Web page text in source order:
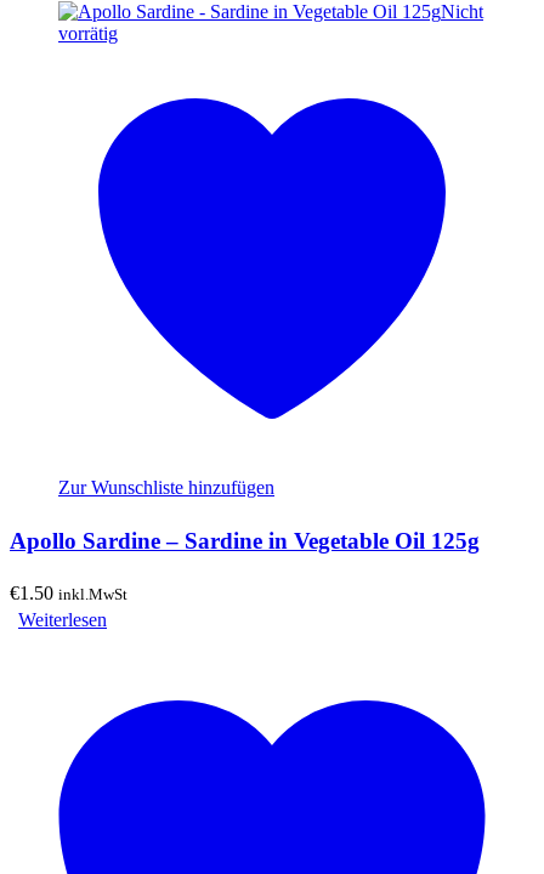
Nicht
vorrätig
Zur Wunschliste hinzufügen
Apollo Sardine – Sardine in Vegetable Oil 125g
€1.50 inkl.MwSt
Weiterlesen